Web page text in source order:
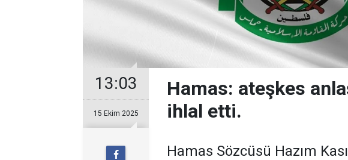
13:03
15 Ekim 2025
Hamas: ateşkes
ihlal etti.
Hamas Sözcüsü Hazım